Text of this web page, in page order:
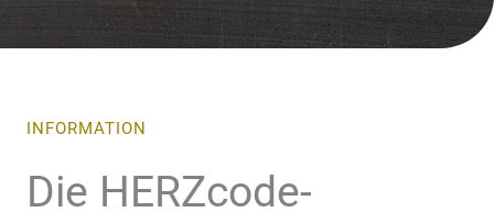
INFORMATION
Die HERZcode-